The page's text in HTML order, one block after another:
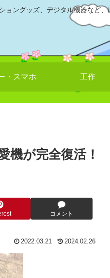
ングッズ、デジタル機器など、
・スマホ 工作
機が完全復活！
コメント
2022.03.21 2024.02.26